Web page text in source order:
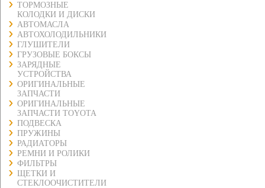
ТОРМОЗНЫЕ
КОЛОДКИ И ДИСКИ
АВТОМАСЛА
АВТОХОЛОДИЛЬНИКИ
ГЛУШИТЕЛИ
ГРУЗОВЫЕ БОКСЫ
ЗАРЯДНЫЕ
УСТРОЙСТВА
ОРИГИНАЛЬНЫЕ
ЗАПЧАСТИ
ОРИГИНАЛЬНЫЕ
ЗАПЧАСТИ TOYOTA
ПОДВЕСКА
ПРУЖИНЫ
РАДИАТОРЫ
РЕМНИ И РОЛИКИ
ФИЛЬТРЫ
ЩЕТКИ И
СТЕКЛООЧИСТИТЕЛИ